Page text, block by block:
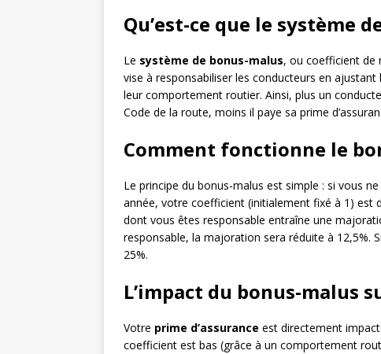
Qu’est-ce que le système
Le système de bonus-malus, ou coefficient de
vise à responsabiliser les conducteurs en
leur comportement routier. Ainsi, plus un
Code de la route, moins il paye sa prime
Comment fonctionne le
Le principe du bonus-malus est simple : si vous
année, votre coefficient (initialement fixé à 1) est
dont vous êtes responsable entraîne une
responsable, la majoration sera réduite à 12,5%.
25%.
L’impact du bonus-malus
Votre prime d’assurance est directement
coefficient est bas (grâce à un comportement